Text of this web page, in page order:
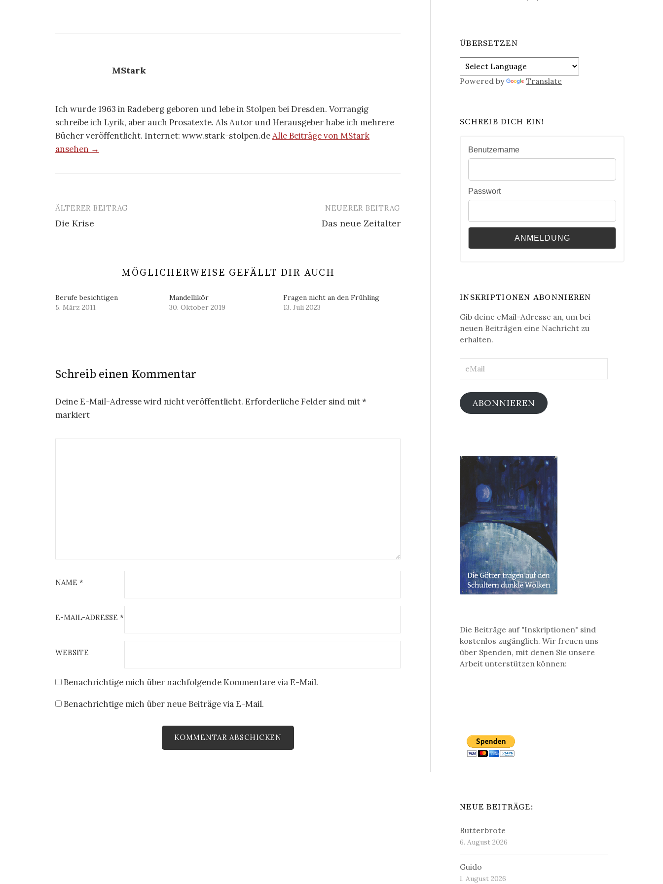
MStark
Ich wurde 1963 in Radeberg geboren und lebe in Stolpen bei Dresden. Vorrangig
schreibe ich Lyrik, aber auch Prosatexte. Als Autor und Herausgeber habe ich mehrere
Bücher veröffentlicht. Internet: www.stark-stolpen.deAlle Beiträge von MStark
ansehen →
Beitrags-
Navigation
ÄLTERER BEITRAG
Die Krise
NEUERER BEITRAG
Das neue Zeitalter
MÖGLICHERWEISE GEFÄLLT DIR AUCH
Berufe besichtigen
5. März 2011
Mandellikör
30. Oktober 2019
Fragen nicht an den Frühling
13. Juli 2023
Schreib einen Kommentar
Deine E-Mail-Adresse wird nicht veröffentlicht. Erforderliche Felder sind mit*
markiert
NAME *
E-MAIL-ADRESSE *
WEBSITE
Benachrichtige mich über nachfolgende Kommentare via E-Mail.
Benachrichtige mich über neue Beiträge via E-Mail.
ÜBERSETZEN
Powered by Translate
SCHREIB DICH EIN!
Benutzername
Passwort
INSKRIPTIONEN ABONNIEREN
Gib deine eMail-Adresse an, um bei
neuen Beiträgen eine Nachricht zu
erhalten.
ABONNIEREN
Die Beiträge auf "Inskriptionen" sind
kostenlos zugänglich. Wir freuen uns
über Spenden, mit denen Sie unsere
Arbeit unterstützen können:
NEUE BEITRÄGE:
Butterbrote
6. August 2026
Guido
1. August 2026